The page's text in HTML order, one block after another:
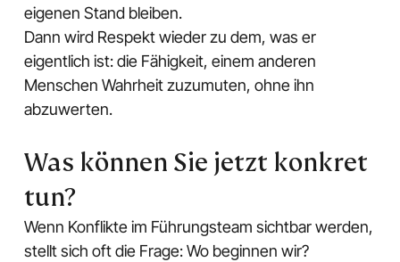
eigenen Stand bleiben.
Dann wird Respekt wieder zu dem, was er
eigentlich ist: die Fähigkeit, einem anderen
Menschen Wahrheit zuzumuten, ohne ihn
abzuwerten.
Was können Sie jetzt konkret
tun?
Wenn Konflikte im Führungsteam sichtbar werden,
stellt sich oft die Frage: Wo beginnen wir?